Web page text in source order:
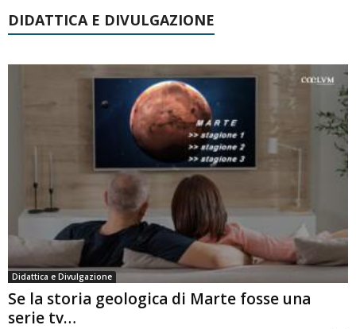
DIDATTICA E DIVULGAZIONE
Didattica e Divulgazione
Se la storia geologica di Marte fosse una
serie tv…